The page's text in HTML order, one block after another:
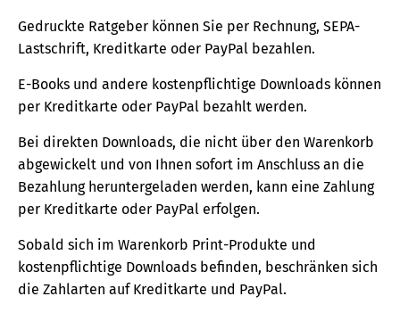
Gedruckte Ratgeber können Sie per Rechnung, SEPA-
Lastschrift, Kreditkarte oder PayPal bezahlen.
E-Books und andere kostenpflichtige Downloads können
per Kreditkarte oder PayPal bezahlt werden.
Bei direkten Downloads, die nicht über den Warenkorb
abgewickelt und von Ihnen sofort im Anschluss an die
Bezahlung heruntergeladen werden, kann eine Zahlung
per Kreditkarte oder PayPal erfolgen.
Sobald sich im Warenkorb Print-Produkte und
kostenpflichtige Downloads befinden, beschränken sich
die Zahlarten auf Kreditkarte und PayPal.